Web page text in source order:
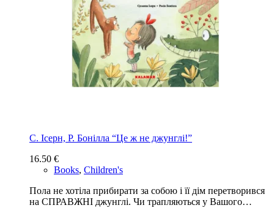
С. Ісерн, Р. Бонілла “Це ж не джунглі!”
16.50 €
Books, Children's
Пола не хотіла прибирати за собою і її дім перетворився
на СПРАВЖНІ джунглі. Чи трапляються у Вашого…